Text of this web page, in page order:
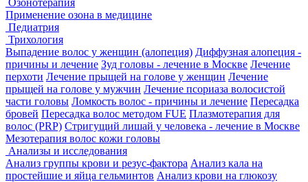
Озонотерапия
Применение озона в медицине
Педиатрия
Трихология
Выпадение волос у женщин (алопеция) Диффузная алопеция -
причины и лечение Зуд головы - лечение в Москве Лечение
перхоти Лечение прыщей на голове у женщин Лечение
прыщей на голове у мужчин Лечение псориаза волосистой
части головы Ломкость волос - причины и лечение Пересадка
бровей Пересадка волос методом FUE Плазмотерапия для
волос (PRP) Стригущий лишай у человека - лечение в Москве
Мезотерапия волос кожи головы
Анализы и исследования
Анализ группы крови и резус-фактора Анализ кала на
простейшие и яйца гельминтов Анализ крови на глюкозу